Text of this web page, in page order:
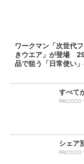
ワークマン「次世代
きウエア」が登場
品で狙う「日常使い
すべて
PR(COCO
シェア
PR(COCO